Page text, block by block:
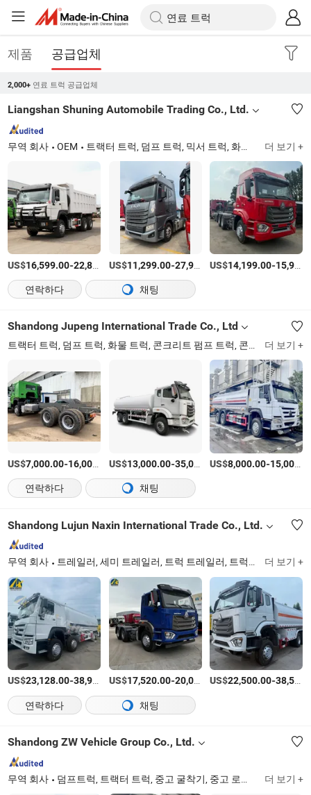
제품 공급업체
2,000+ 연료 트럭 공급업체
Liangshan Shuning Automobile Trading Co., Ltd.
무역 회사 OEM 트랙터 트럭, 덤프 트럭, 믹서 트럭, 화물 트럭 더 보기 +
US$16,599.00-22,857.00 /unit
US$11,299.00-27,998.00 /unit
US$14,199.00-15,969.00
연락하다 채팅
Shandong Jupeng International Trade Co., Ltd
트랙터 트럭, 덤프 트럭, 화물 트럭, 콘크리트 펌프 트럭, 콘크리트 믹서 트럭, 트럭 장착 크레인, 물탱크 트럭, 쓰레기 트럭, 세미 트레일러, 시내 버스 더 보기 +
US$7,000.00-16,000.00 /상품
US$13,000.00-35,000.00 /상품
US$8,000.00-15,000.00
연락하다 채팅
Shandong Lujun Naxin International Trade Co., Ltd.
무역 회사 트레일러, 세미 트레일러, 트럭 트레일러, 트럭, 덤프 트럭, 트랙터 트럭, 중고 트럭, 오일 탱크 트레일러, 오일 탱크 트럭, 덤프 트레일러 더 보기 +
US$23,128.00-38,958.00 /상품
US$17,520.00-20,000.00 /상품
US$22,500.00-38,500.00
연락하다 채팅
Shandong ZW Vehicle Group Co., Ltd.
무역 회사 덤프트럭, 트랙터 트럭, 중고 굴착기, 중고 로더, 중고 불도저, 중고 백호 로더, 세미 트레일러 더 보기 +